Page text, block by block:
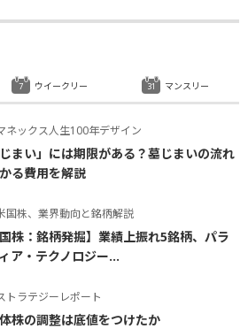
ネックス人生100年デザイン
じまい」には期限がある？墓じまいの流れ
る費用を解説
国株、業界動向と銘柄解説
国株：銘柄発掘】業績上振れ5銘柄、パラ
ア・テクノロジー...
トラテジーレポート
株の調整は底値をつけたか
ウイークリー マンスリー